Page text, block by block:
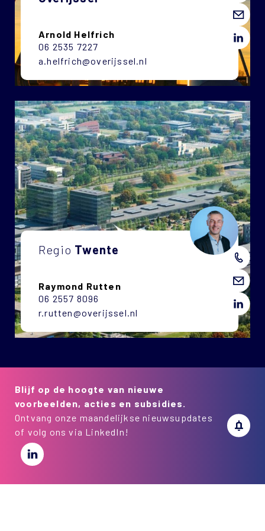
Arnold Helfrich
06 2535 7227
a.helfrich@overijssel.nl
Regio Twente
Raymond Rutten
06 2557 8096
r.rutten@overijssel.nl
Blijf op de hoogte van nieuwe
voorbeelden, acties en subsidies.
Ontvang onze maandelijkse nieuwsupdates
of volg ons via LinkedIn!